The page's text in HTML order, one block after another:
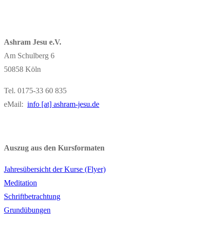
Ashram Jesu e.V.
Am Schulberg 6
50858 Köln
Tel. 0175-33 60 835
eMail: info [at] ashram-jesu.de
Auszug aus den Kursformaten
Jahresübersicht der Kurse (Flyer)
Meditation
Schriftbetrachtung
Grundübungen